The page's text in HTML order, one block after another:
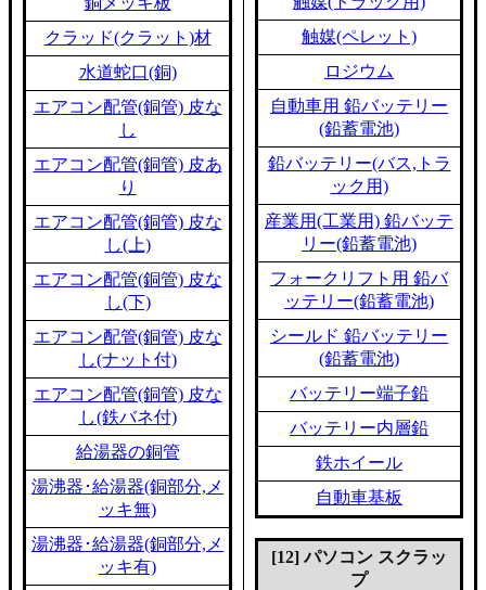
クラッド(クラット)材
水道蛇口(銅)
エアコン配管(銅管) 皮な
し
エアコン配管(銅管) 皮あ
り
エアコン配管(銅管) 皮な
し(上)
エアコン配管(銅管) 皮な
し(下)
エアコン配管(銅管) 皮な
し(ナット付)
エアコン配管(銅管) 皮な
し(鉄バネ付)
給湯器の銅管
湯沸器･給湯器(銅部分,メ
ッキ無)
湯沸器･給湯器(銅部分,メ
ッキ有)
触媒(ペレット)
ロジウム
自動車用 鉛バッテリー
(鉛蓄電池)
鉛バッテリー(バス,トラ
ック用)
産業用(工業用) 鉛バッテ
リー(鉛蓄電池)
フォークリフト用 鉛バ
ッテリー(鉛蓄電池)
シールド 鉛バッテリー
(鉛蓄電池)
バッテリー端子鉛
バッテリー内層鉛
鉄ホイール
自動車基板
[12] パソコン スクラッ
プ